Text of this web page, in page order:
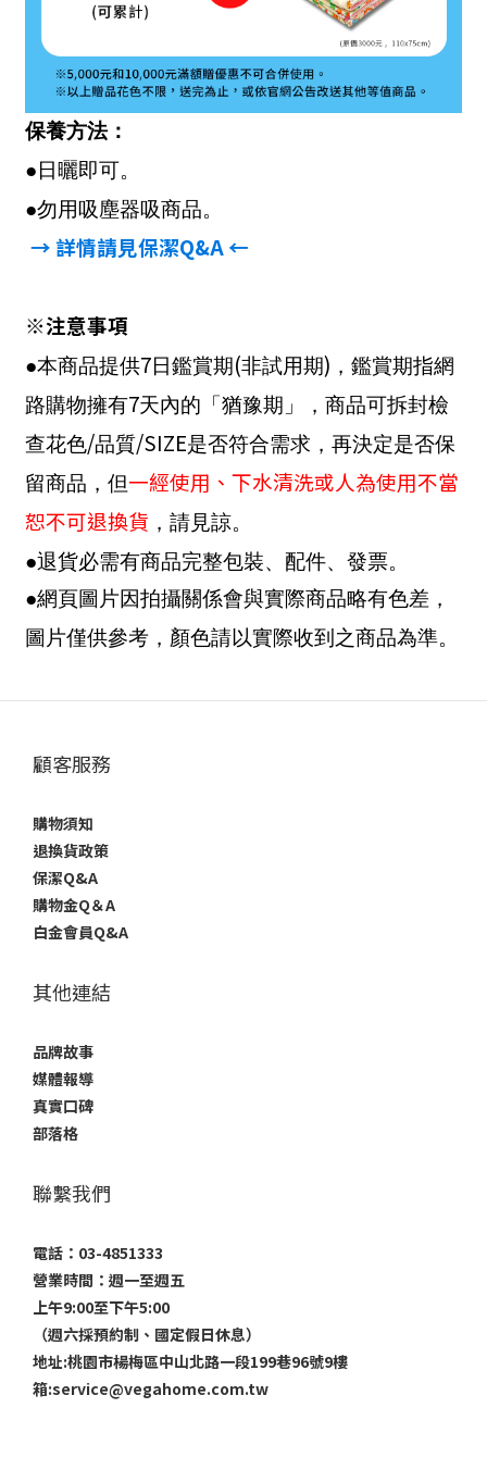
保養方法：
●日曬即可。
●勿用吸塵器吸商品。
→ 詳情請見保潔Q&A←
※注意事項
●本商品提供7日鑑賞期(非試用期) ，鑑賞期指網
路購物擁有7天內的「猶豫期」，商品可拆封檢
查花色/品質/SIZE是否符合需求，再決定是否保
留商品，但一經使用、下水清洗或人為使用不當
恕不可退換貨 ，請見諒。
●退貨必需有商品完整包裝、配件、發票。
●網頁圖片因拍攝關係會與實際商品略有色差，
圖片僅供參考，顏色請以實際收到之商品為準。
顧客服務
購物須知
退換貨政策
保潔Q&A
購物金Q＆A
白金會員Q&A
其他連結
品牌故事
媒體報導
真實口碑
部落格
聯繫我們
電話：03-4851333
營業時間：週一至週五
上午9:00至下午5:00
（週六採預約制、國定假日休息）
地址:桃園市楊梅區中山北路一段199巷96號9樓
箱:service@vegahome.com.tw